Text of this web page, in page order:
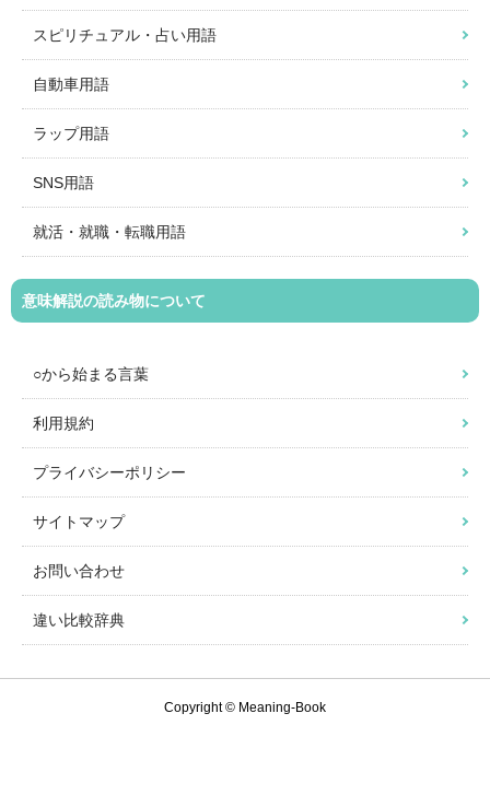
スピリチュアル・占い用語
自動車用語
ラップ用語
SNS用語
就活・就職・転職用語
意味解説の読み物について
○から始まる言葉
利用規約
プライバシーポリシー
サイトマップ
お問い合わせ
違い比較辞典
Copyright © Meaning-Book